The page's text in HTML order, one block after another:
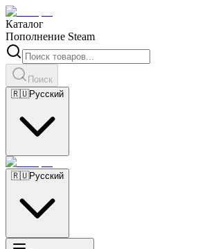
Каталог
Пополнение Steam
Поиск
🇷🇺Русский
🇷🇺Русский